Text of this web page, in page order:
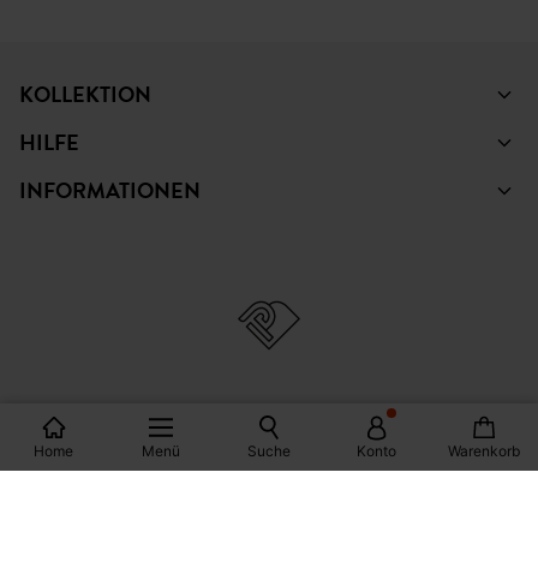
Home Menü Suche Konto Warenkorb
KOLLEKTION
HILFE
INFORMATIONEN
© Copyright Promod © 2026